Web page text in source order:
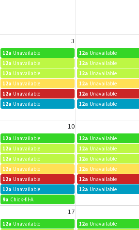
3
12a Unavailable 12a Unavailable
12a Unavailable 12a Unavailable
12a Unavailable 12a Unavailable
12a Unavailable 12a Unavailable
12a Unavailable 12a Unavailable
12a Unavailable 12a Unavailable
10
12a Unavailable 12a Unavailable
12a Unavailable 12a Unavailable
12a Unavailable 12a Unavailable
12a Unavailable 12a Unavailable
12a Unavailable 12a Unavailable
12a Unavailable 12a Unavailable
9a Chick-fil-A
17
12a Unavailable 12a Unavailable